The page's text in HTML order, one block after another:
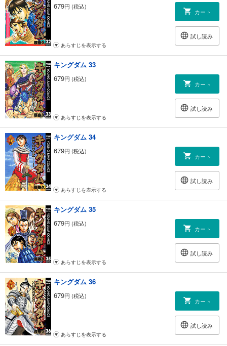
679円 (税込)
カート
試し読み
あらすじを表示する
キングダム 33
679円 (税込)
カート
試し読み
あらすじを表示する
キングダム 34
679円 (税込)
カート
試し読み
あらすじを表示する
キングダム 35
679円 (税込)
カート
試し読み
あらすじを表示する
キングダム 36
679円 (税込)
カート
試し読み
あらすじを表示する